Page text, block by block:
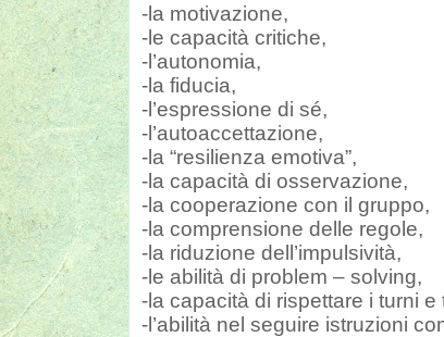
-la motivazione,
-le capacità critiche,
-l’autonomia,
-la fiducia,
-l’espressione di sé,
-l’autoaccettazione,
-la “resilienza emotiva”,
-la capacità di osservazione,
-la cooperazione con il gruppo,
-la comprensione delle regole,
-la riduzione dell’impulsività,
-le abilità di problem – solving,
-la capacità di rispettare i turni e
-l’abilità nel seguire istruzioni